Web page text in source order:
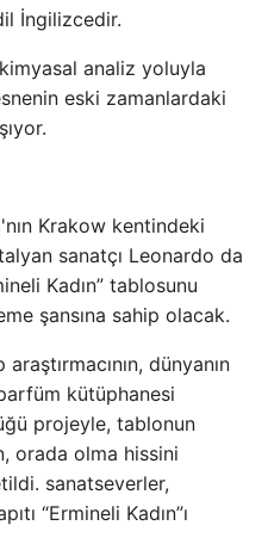
İngilizcedir.
analiz yoluyla
eski zamanlardaki
Krakow kentindeki
sanatçı Leonardo da
Kadın” tablosunu
şansına sahip olacak.
dünyanın
kütüphanesi
projeyle, tablonun
orada olma hissini
sanatseverler,
“Ermineli Kadın”ı